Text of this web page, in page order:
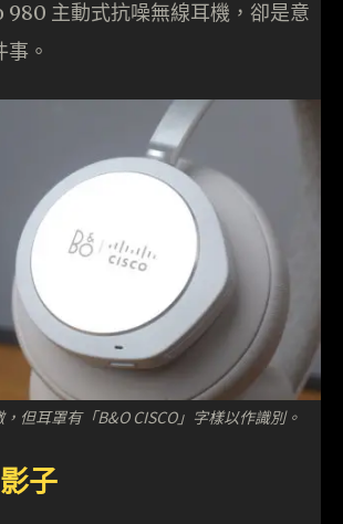
主動式抗噪無線耳機，卻是意
。
但耳罩有「B&O CISCO」字樣以作識別。
子